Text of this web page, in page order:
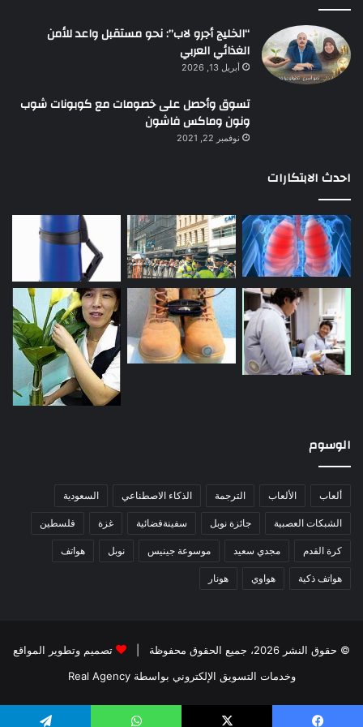
“الخليج أجرو لاب”: نحو مستقبل واعد للأمن
الغذائي العربي
أبريل 13, 2026
تسوق وأحصل على خصومات مع كوبونات شوب
ونون وماكس فاشون
نوفمبر 22, 2021
احدث الابتكارات
الوسوم
ألعاب الألعاب الترجمة الذكاء الاصطناعي السعودية
الشبكات العصبية جائزة نوبل سفينةفضائية غزة فلسطين
كرة القدم مجدي سعيد موسوعة جينيس نوبل هواتف
هواتف ذكية هواوي هونار
© حقوق النشر 2026، جميع الحقوق محفوظة |
تصميم وتطوير المواقع
وخدمات التسويق الإلكتروني بواسطة Real Agency